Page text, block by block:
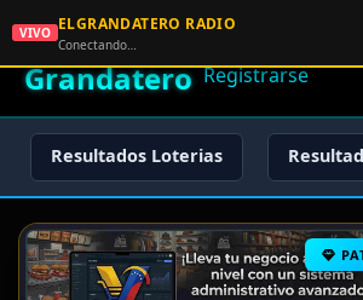
🌟 El
Grandatero Registrarse
Resultados Loterias
VIVO ELGRANDATERO RADIO
Conectando…